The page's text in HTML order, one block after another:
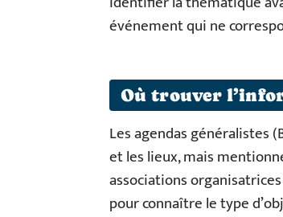
événement qui ne
Où trouver
Les agendas généralistes
et les lieux, mais
associations
pour connaître le type